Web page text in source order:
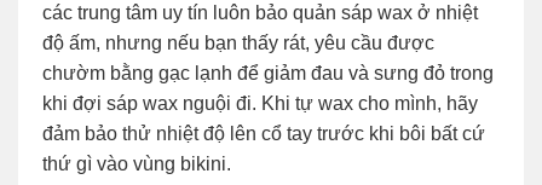
các trung tâm uy tín luôn bảo quản sáp wax ở nhiệt
độ ấm, nhưng nếu bạn thấy rát, yêu cầu được
chườm bằng gạc lạnh để giảm đau và sưng đỏ trong
khi đợi sáp wax nguội đi. Khi tự wax cho mình, hãy
đảm bảo thử nhiệt độ lên cổ tay trước khi bôi bất cứ
thứ gì vào vùng bikini.